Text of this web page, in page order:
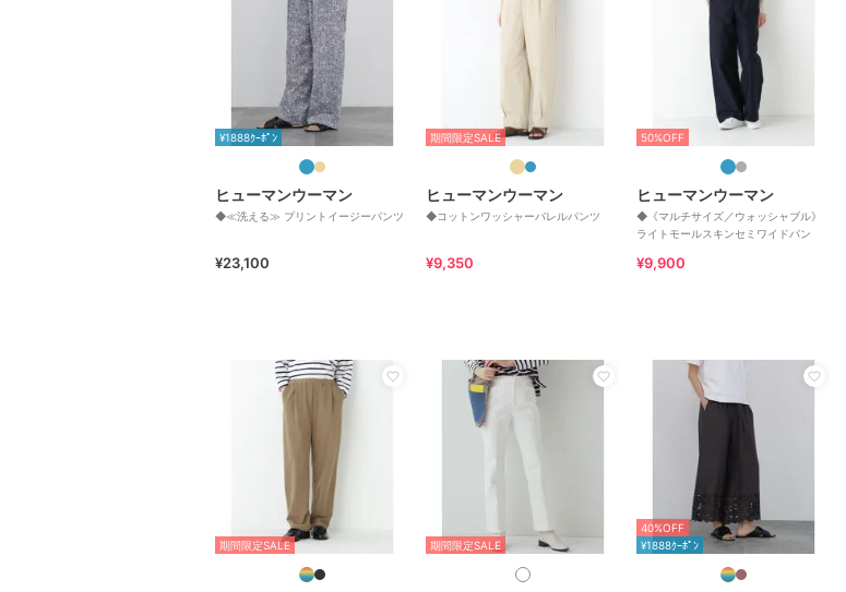
¥1888ｸｰﾎﾟﾝ
ヒューマンウーマン
◆≪洗える≫ プリントイージーパンツ
¥23,100
期間限定SALE
ヒューマンウーマン
◆コットンワッシャーバレルパンツ
¥9,350
50%OFF
ヒューマンウーマン
◆《マルチサイズ／ウォッシャブル》
ライトモールスキンセミワイドパン
¥9,900
期間限定SALE 期間限定SALE
40%OFF
¥1888ｸｰﾎﾟﾝ